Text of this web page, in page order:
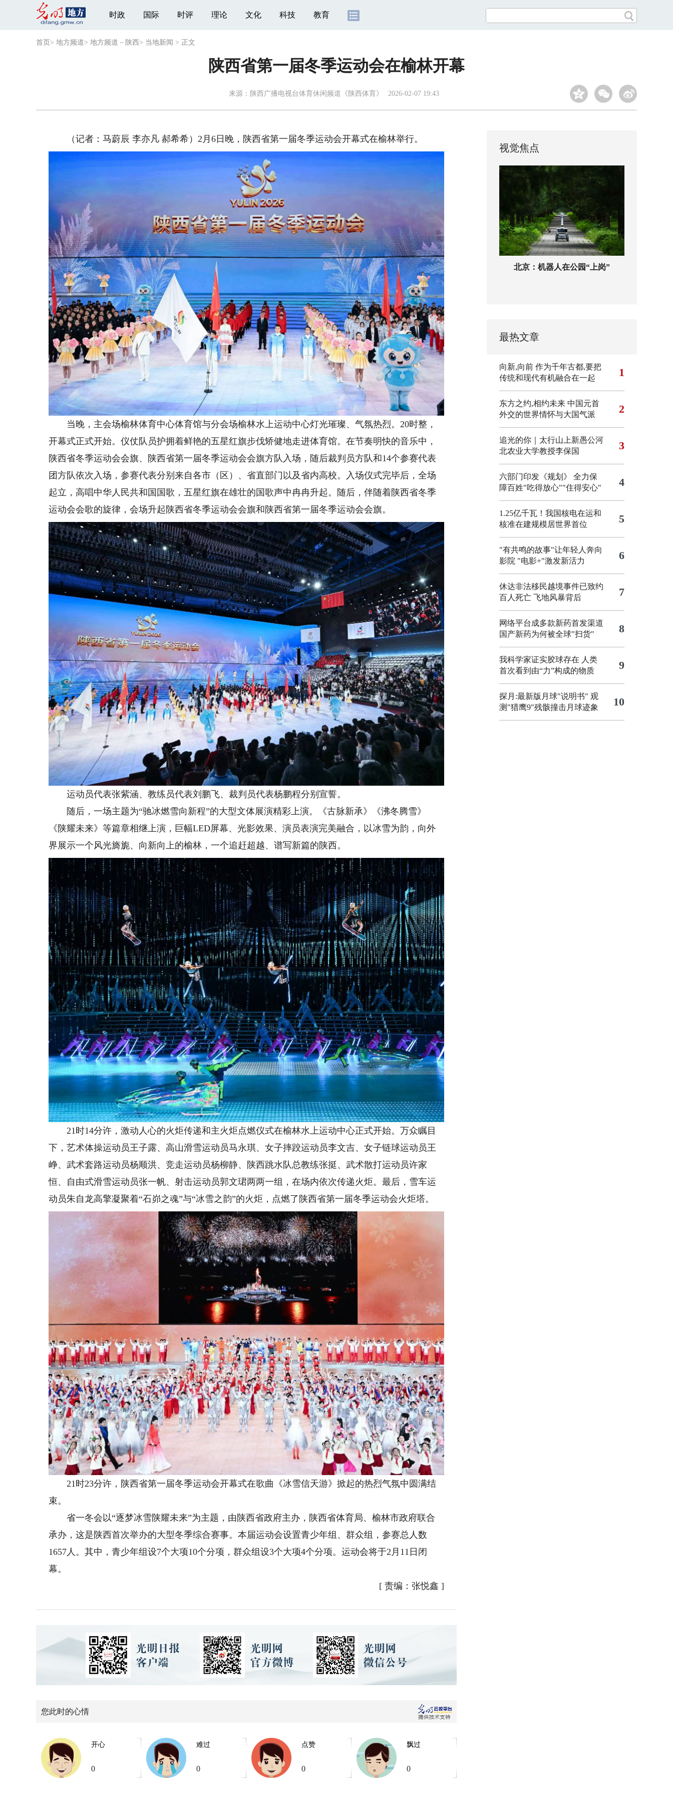
时政 国际 时评 理论 文化 科技 教育
首页 > 地方频道> 地方频道－陕西> 当地新闻 > 正文
陕西省第一届冬季运动会在榆林开幕
来源： 陕西广播电视台体育休闲频道《陕西体育》 2026-02-07 19:43
（记者：马蔚辰 李亦凡 郝希希）2月6日晚，陕西省第一届冬季运动会开幕式在榆林举行。
当晚，主会场榆林体育中心体育馆与分会场榆林水上运动中心灯光璀璨、气氛热烈。20时整，
开幕式正式开始。仪仗队员护拥着鲜艳的五星红旗步伐矫健地走进体育馆。在节奏明快的音乐中，
陕西省冬季运动会会旗、陕西省第一届冬季运动会会旗方队入场，随后裁判员方队和14个参赛代表
团方队依次入场，参赛代表分别来自各市（区）、省直部门以及省内高校。入场仪式完毕后，全场
起立，高唱中华人民共和国国歌，五星红旗在雄壮的国歌声中冉冉升起。随后，伴随着陕西省冬季
运动会会歌的旋律，会场升起陕西省冬季运动会会旗和陕西省第一届冬季运动会会旗。
运动员代表张紫涵、教练员代表刘鹏飞、裁判员代表杨鹏程分别宣誓。
随后，一场主题为“驰冰燃雪向新程”的大型文体展演精彩上演。《古脉新承》《沸冬腾雪》
《陕耀未来》等篇章相继上演，巨幅LED屏幕、光影效果、演员表演完美融合，以冰雪为韵，向外
界展示一个风光旖旎、向新向上的榆林，一个追赶超越、谱写新篇的陕西。
21时14分许，激动人心的火炬传递和主火炬点燃仪式在榆林水上运动中心正式开始。万众瞩目
下，艺术体操运动员王子露、高山滑雪运动员马永琪、女子摔跤运动员李文吉、女子链球运动员王
峥、武术套路运动员杨顺洪、竞走运动员杨柳静、陕西跳水队总教练张挺、武术散打运动员许家
恒、自由式滑雪运动员张一帆、射击运动员郭文珺两两一组，在场内依次传递火炬。最后，雪车运
动员朱自龙高擎凝聚着“石峁之魂”与“冰雪之韵”的火炬，点燃了陕西省第一届冬季运动会火炬塔。
21时23分许，陕西省第一届冬季运动会开幕式在歌曲《冰雪信天游》掀起的热烈气氛中圆满结
束。
省一冬会以“逐梦冰雪陕耀未来”为主题，由陕西省政府主办，陕西省体育局、榆林市政府联合
承办，这是陕西首次举办的大型冬季综合赛事。本届运动会设置青少年组、群众组，参赛总人数
1657人。其中，青少年组设7个大项10个分项，群众组设3个大项4个分项。运动会将于2月11日闭
幕。
[ 责编：张悦鑫 ]
您此时的心情
开心
0
难过
0
点赞
0
飘过
0
视觉焦点
北京：机器人在公园“上岗”
最热文章
向新,向前 作为千年古都,要把
传统和现代有机融合在一起
1
东方之约,相约未来 中国元首
外交的世界情怀与大国气派
2
追光的你｜太行山上新愚公河
北农业大学教授李保国
3
六部门印发《规划》 全力保
障百姓"吃得放心""住得安心"
4
1.25亿千瓦！我国核电在运和
核准在建规模居世界首位
5
"有共鸣的故事"让年轻人奔向
影院 "电影+"激发新活力 6
休达非法移民越境事件已致约
百人死亡 飞地风暴背后 7
网络平台成多款新药首发渠道
国产新药为何被全球"扫货"
8
我科学家证实胶球存在 人类
首次看到由“力”构成的物质
9
探月:最新版月球"说明书" 观
测"猎鹰9"残骸撞击月球迹象
10